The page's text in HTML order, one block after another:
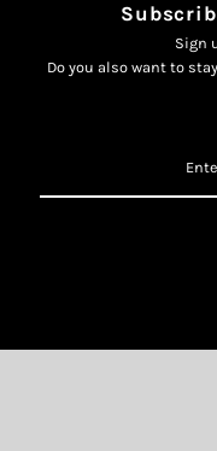
Sign
Do you also want to
Email